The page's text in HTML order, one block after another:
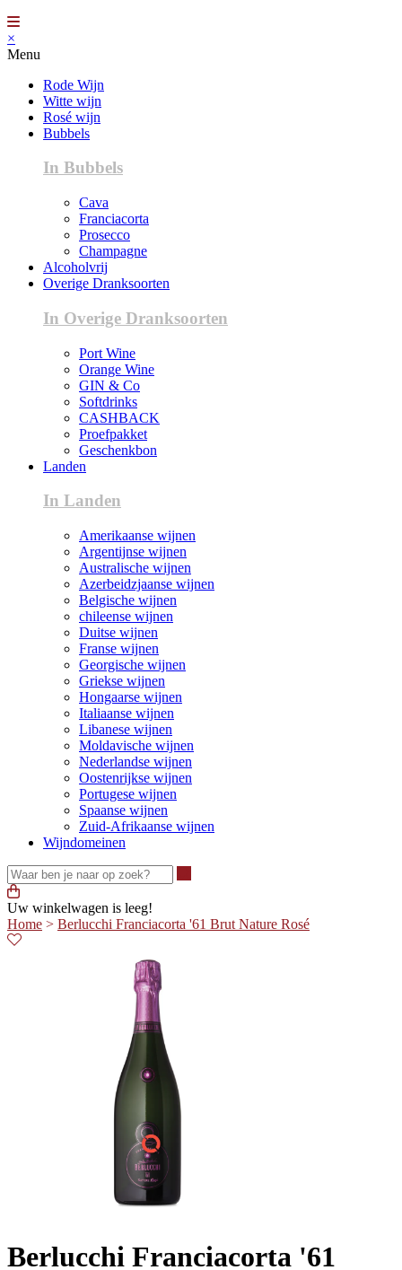
×
Menu
Rode Wijn
Witte wijn
Rosé wijn
Bubbels
In Bubbels
Cava
Franciacorta
Prosecco
Champagne
Alcoholvrij
Overige Dranksoorten
In Overige Dranksoorten
Port Wine
Orange Wine
GIN & Co
Softdrinks
CASHBACK
Proefpakket
Geschenkbon
Landen
In Landen
Amerikaanse wijnen
Argentijnse wijnen
Australische wijnen
Azerbeidzjaanse wijnen
Belgische wijnen
chileense wijnen
Duitse wijnen
Franse wijnen
Georgische wijnen
Griekse wijnen
Hongaarse wijnen
Italiaanse wijnen
Libanese wijnen
Moldavische wijnen
Nederlandse wijnen
Oostenrijkse wijnen
Portugese wijnen
Spaanse wijnen
Zuid-Afrikaanse wijnen
Wijndomeinen
Uw winkelwagen is leeg!
Home > Berlucchi Franciacorta '61 Brut Nature Rosé
Berlucchi Franciacorta '61